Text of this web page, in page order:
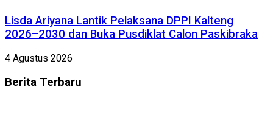
Lisda Ariyana Lantik Pelaksana DPPI Kalteng
2026–2030 dan Buka Pusdiklat Calon Paskibraka
4 Agustus 2026
Berita Terbaru